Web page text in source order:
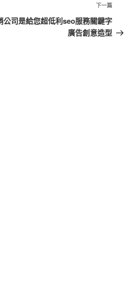
下
一
篇
下一篇
公司是給您超低利seo服務關鍵字
廣告創意造型